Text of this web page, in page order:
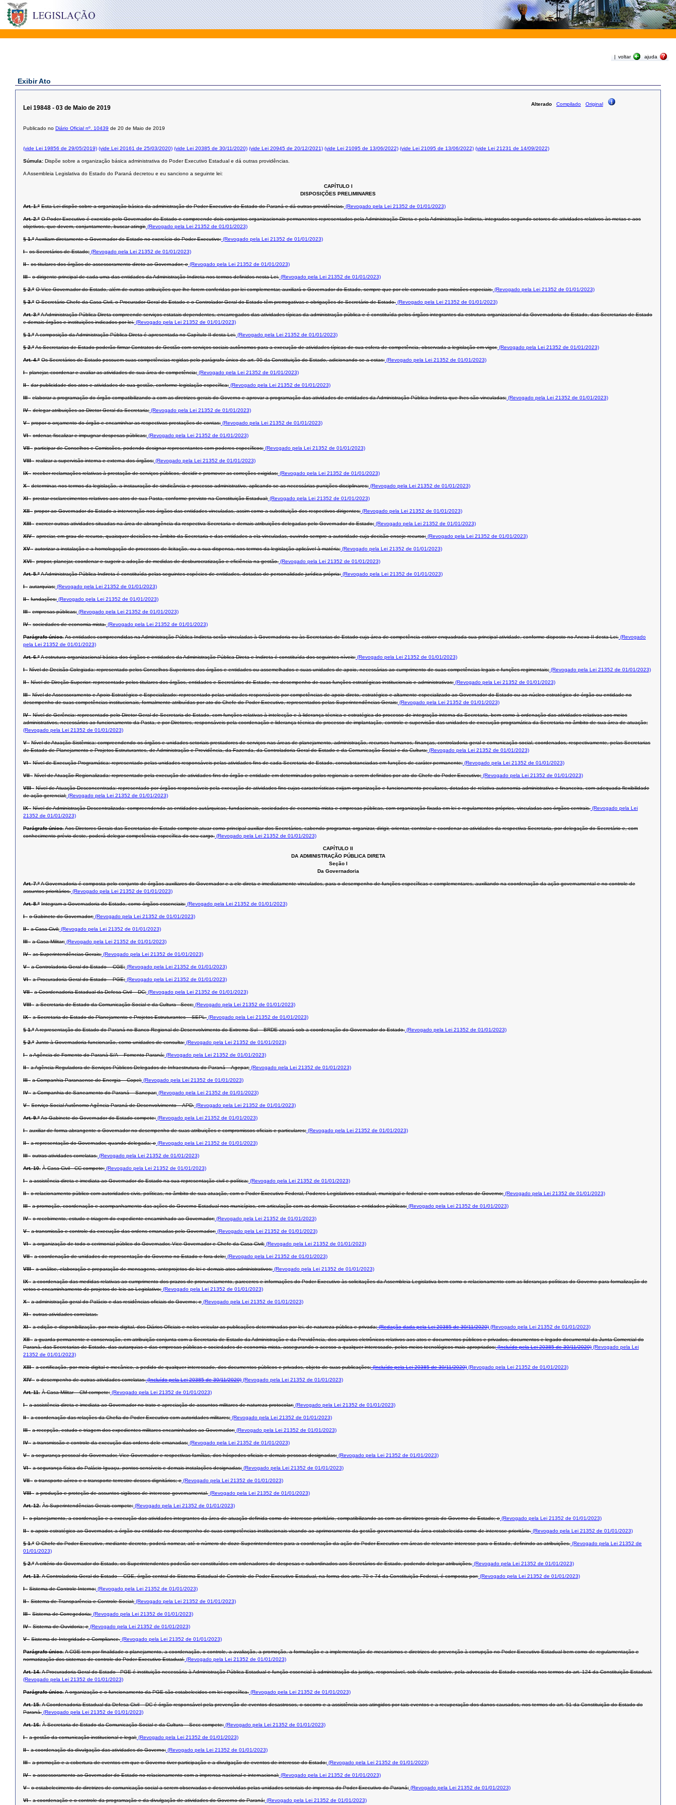
| voltar ajuda
Exibir Ato
Alterado Compilado Original
Lei 19848 - 03 de Maio de 2019
Publicado no Diário Oficial nº. 10439 de 20 de Maio de 2019
(vide Lei 19856 de 29/05/2019) (vide Lei 20161 de 25/03/2020) (vide Lei 20385 de 30/11/2020) (vide Lei 20945 de 20/12/2021) (vide Lei 21095 de 13/06/2022) (vide Lei 21095 de 13/06/2022) (vide Lei 21231 de 14/09/2022)
Súmula: Dispõe sobre a organização básica administrativa do Poder Executivo Estadual e dá outras providências.
A Assembleia Legislativa do Estado do Paraná decretou e eu sanciono a seguinte lei:
CAPÍTULO I
DISPOSIÇÕES PRELIMINARES
Art. 1.º Esta Lei dispõe sobre a organização básica da administração do Poder Executivo do Estado do Paraná e dá outras providências. (Revogado pela Lei 21352 de 01/01/2023)
Art. 2.º O Poder Executivo é exercido pelo Governador do Estado e compreende dois conjuntos organizacionais permanentes representados pela Administração Direta e pela Administração Indireta, integrados segundo setores de atividades relativos às metas e aos
objetivos, que devem, conjuntamente, buscar atingir. (Revogado pela Lei 21352 de 01/01/2023)
§ 1.ºAuxiliam diretamente o Governador do Estado no exercício do Poder Executivo: (Revogado pela Lei 21352 de 01/01/2023)
I - os Secretários de Estado; (Revogado pela Lei 21352 de 01/01/2023)
II - os titulares dos órgãos de assessoramento direto ao Governador; e (Revogado pela Lei 21352 de 01/01/2023)
III - o dirigente principal de cada uma das entidades da Administração Indireta nos termos definidos nesta Lei. (Revogado pela Lei 21352 de 01/01/2023)
§ 2.º O Vice-Governador do Estado, além de outras atribuições que lhe forem conferidas por lei complementar, auxiliará o Governador do Estado, sempre que por ele convocado para missões especiais. (Revogado pela Lei 21352 de 01/01/2023)
§ 3.º O Secretário-Chefe da Casa Civil, o Procurador-Geral do Estado e o Controlador-Geral do Estado têm prerrogativas e obrigações de Secretário de Estado. (Revogado pela Lei 21352 de 01/01/2023)
Art. 3.ºA Administração Pública Direta compreende serviços estatais dependentes, encarregados das atividades típicas da administração pública e é constituída pelos órgãos integrantes da estrutura organizacional da Governadoria do Estado, das Secretarias de Estado
e demais órgãos e instituições indicados por lei. (Revogado pela Lei 21352 de 01/01/2023)
§ 1.ºA composição da Administração Pública Direta é apresentada no Capítulo II desta Lei. (Revogado pela Lei 21352 de 01/01/2023)
§ 2.ºAs Secretarias de Estado poderão firmar Contratos de Gestão com serviços sociais autônomos para a execução de atividades típicas de sua esfera de competência, observada a legislação em vigor. (Revogado pela Lei 21352 de 01/01/2023)
Art. 4.º Os Secretários de Estado possuem suas competências regidas pelo parágrafo único do art. 90 da Constituição do Estado, adicionando-se a estas: (Revogado pela Lei 21352 de 01/01/2023)
I - planejar, coordenar e avaliar as atividades de sua área de competência; (Revogado pela Lei 21352 de 01/01/2023)
II - dar publicidade dos atos e atividades de sua gestão, conforme legislação específica; (Revogado pela Lei 21352 de 01/01/2023)
III - elaborar a programação do órgão compatibilizando-a com as diretrizes gerais do Governo e aprovar a programação das atividades de entidades da Administração Pública Indireta que lhes são vinculadas; (Revogado pela Lei 21352 de 01/01/2023)
IV - delegar atribuições ao Diretor-Geral da Secretaria; (Revogado pela Lei 21352 de 01/01/2023)
V - propor o orçamento do órgão e encaminhar as respectivas prestações de contas; (Revogado pela Lei 21352 de 01/01/2023)
VI - ordenar, fiscalizar e impugnar despesas públicas; (Revogado pela Lei 21352 de 01/01/2023)
VII - participar de Conselhos e Comissões, podendo designar representantes com poderes específicos; (Revogado pela Lei 21352 de 01/01/2023)
VIII - realizar a supervisão interna e externa dos órgãos; (Revogado pela Lei 21352 de 01/01/2023)
IX - receber reclamações relativas à prestação de serviços públicos, decidir e promover as correções exigidas; (Revogado pela Lei 21352 de 01/01/2023)
X - determinar, nos termos da legislação, a instauração de sindicância e processo administrativo, aplicando-se as necessárias punições disciplinares; (Revogado pela Lei 21352 de 01/01/2023)
XI - prestar esclarecimentos relativos aos atos de sua Pasta, conforme previsto na Constituição Estadual; (Revogado pela Lei 21352 de 01/01/2023)
XII - propor ao Governador do Estado a intervenção nos órgãos das entidades vinculadas, assim como a substituição dos respectivos dirigentes; (Revogado pela Lei 21352 de 01/01/2023)
XIII - exercer outras atividades situadas na área de abrangência da respectiva Secretaria e demais atribuições delegadas pelo Governador do Estado; (Revogado pela Lei 21352 de 01/01/2023)
XIV - apreciar, em grau de recurso, quaisquer decisões no âmbito da Secretaria e das entidades a ela vinculadas, ouvindo sempre a autoridade cuja decisão enseje recurso; (Revogado pela Lei 21352 de 01/01/2023)
XV - autorizar a instalação e a homologação de processos de licitação, ou a sua dispensa, nos termos da legislação aplicável à matéria; (Revogado pela Lei 21352 de 01/01/2023)
XVI - propor, planejar, coordenar e sugerir a adoção de medidas de desburocratização e eficiência na gestão. (Revogado pela Lei 21352 de 01/01/2023)
Art. 5.ºA Administração Pública Indireta é constituída pelas seguintes espécies de entidades, dotadas de personalidade jurídica própria: (Revogado pela Lei 21352 de 01/01/2023)
I - autarquias; (Revogado pela Lei 21352 de 01/01/2023)
II - fundações; (Revogado pela Lei 21352 de 01/01/2023)
III - empresas públicas; (Revogado pela Lei 21352 de 01/01/2023)
IV - sociedades de economia mista. (Revogado pela Lei 21352 de 01/01/2023)
Parágrafo único.As entidades compreendidas na Administração Pública Indireta serão vinculadas à Governadoria ou às Secretarias de Estado cuja área de competência estiver enquadrada sua principal atividade, conforme disposto no Anexo II desta Lei. (Revogado
pela Lei 21352 de 01/01/2023)
Art. 6.ºA estrutura organizacional básica dos órgãos e entidades da Administração Pública Direta e Indireta é constituída dos seguintes níveis: (Revogado pela Lei 21352 de 01/01/2023)
I - Nível de Decisão Colegiada: representado pelos Conselhos Superiores dos órgãos e entidades ou assemelhados e suas unidades de apoio, necessárias ao cumprimento de suas competências legais e funções regimentais; (Revogado pela Lei 21352 de 01/01/2023)
II - Nível de Direção Superior: representado pelos titulares dos órgãos, entidades e Secretários de Estado, no desempenho de suas funções estratégicas institucionais e administrativas; (Revogado pela Lei 21352 de 01/01/2023)
III - Nível de Assessoramento e Apoio Estratégico e Especializado: representado pelas unidades responsáveis por competências de apoio direto, estratégico e altamente especializado ao Governador do Estado ou ao núcleo estratégico de órgão ou entidade no
desempenho de suas competências institucionais, formalmente atribuídas por ato do Chefe do Poder Executivo, representados pelas Superintendências-Gerais; (Revogado pela Lei 21352 de 01/01/2023)
IV - Nível de Gerência: representado pelo Diretor-Geral de Secretaria de Estado, com funções relativas à intelecção e à liderança técnica e estratégica do processo de integração interna da Secretaria, bem como à ordenação das atividades relativas aos meios
administrativos, necessários ao funcionamento da Pasta, e por Diretores, responsáveis pela coordenação e liderança técnica do processo de implantação, controle e supervisão das unidades de execução programática da Secretaria no âmbito de sua área de atuação;
(Revogado pela Lei 21352 de 01/01/2023)
V - Nível de Atuação Sistêmica: compreendendo os órgãos e unidades setoriais prestadores de serviços nas áreas de planejamento, administração, recursos humanos, finanças, controladoria geral e comunicação social, coordenados, respectivamente, pelas Secretarias
de Estado de Planejamento e Projetos Estruturantes, de Administração e Previdência, da Fazenda, da Controladoria-Geral do Estado e da Comunicação Social e da Cultura; (Revogado pela Lei 21352 de 01/01/2023)
VI - Nível de Execução Programática: representado pelas unidades responsáveis pelas atividades-fins de cada Secretaria de Estado, consubstanciadas em funções de caráter permanente; (Revogado pela Lei 21352 de 01/01/2023)
VII - Nível de Atuação Regionalizada: representado pela execução de atividades-fins do órgão e entidade em determinados polos regionais a serem definidos por ato do Chefe do Poder Executivo; (Revogado pela Lei 21352 de 01/01/2023)
VIII - Nível de Atuação Desconcentrada: representado por órgãos responsáveis pela execução de atividades-fins cujas características exijam organização e funcionamento peculiares, dotadas de relativa autonomia administrativa e financeira, com adequada flexibilidade
de ação gerencial; (Revogado pela Lei 21352 de 01/01/2023)
IX - Nível de Administração Descentralizada: compreendendo as entidades autárquicas, fundacionais, sociedades de economia mista e empresas públicas, com organização fixada em lei e regulamentos próprios, vinculadas aos órgãos centrais. (Revogado pela Lei
21352 de 01/01/2023)
Parágrafo único.Aos Diretores-Gerais das Secretarias de Estado compete atuar como principal auxiliar dos Secretários, cabendo programar, organizar, dirigir, orientar, controlar e coordenar as atividades da respectiva Secretaria, por delegação do Secretário e, com
conhecimento prévio deste, poderá delegar competência específica do seu cargo. (Revogado pela Lei 21352 de 01/01/2023)
CAPÍTULO II
DA ADMINISTRAÇÃO PÚBLICA DIRETA
Seção I
Da Governadoria
Art. 7.ºA Governadoria é composta pelo conjunto de órgãos auxiliares do Governador e a ele direta e imediatamente vinculados, para o desempenho de funções específicas e complementares, auxiliando na coordenação da ação governamental e no controle de
assuntos prioritários. (Revogado pela Lei 21352 de 01/01/2023)
Art. 8.º Integram a Governadoria do Estado, como órgãos essenciais: (Revogado pela Lei 21352 de 01/01/2023)
I - o Gabinete do Governador; (Revogado pela Lei 21352 de 01/01/2023)
II - a Casa Civil; (Revogado pela Lei 21352 de 01/01/2023)
III - a Casa Militar; (Revogado pela Lei 21352 de 01/01/2023)
IV - as Superintendências-Gerais; (Revogado pela Lei 21352 de 01/01/2023)
V - a Controladoria-Geral do Estado – CGE; (Revogado pela Lei 21352 de 01/01/2023)
VI - a Procuradoria-Geral do Estado – PGE; (Revogado pela Lei 21352 de 01/01/2023)
VII - a Coordenadoria Estadual da Defesa Civil – DC; (Revogado pela Lei 21352 de 01/01/2023)
VIII - a Secretaria de Estado da Comunicação Social e da Cultura –Secc; (Revogado pela Lei 21352 de 01/01/2023)
IX - a Secretaria de Estado do Planejamento e Projetos Estruturantes – SEPL. (Revogado pela Lei 21352 de 01/01/2023)
§ 1.ºA representação do Estado do Paraná no Banco Regional de Desenvolvimento do Extremo Sul – BRDE atuará sob a coordenação do Governador do Estado. (Revogado pela Lei 21352 de 01/01/2023)
§ 2.º Junto à Governadoria funcionarão, como unidades de consulta: (Revogado pela Lei 21352 de 01/01/2023)
I - a Agência de Fomento do Paraná S/A – Fomento Paraná; (Revogado pela Lei 21352 de 01/01/2023)
II - a Agência Reguladora de Serviços Públicos Delegados de Infraestrutura do Paraná – Agepar; (Revogado pela Lei 21352 de 01/01/2023)
III - a Companhia Paranaense de Energia – Copel; (Revogado pela Lei 21352 de 01/01/2023)
IV - a Companhia de Saneamento do Paraná – Sanepar; (Revogado pela Lei 21352 de 01/01/2023)
V - Serviço Social Autônomo Agência Paraná de Desenvolvimento – APD. (Revogado pela Lei 21352 de 01/01/2023)
Art. 9.ºAo Gabinete do Governador do Estado compete: (Revogado pela Lei 21352 de 01/01/2023)
I - auxiliar de forma abrangente o Governador no desempenho de suas atribuições e compromissos oficiais e particulares; (Revogado pela Lei 21352 de 01/01/2023)
II - a representação do Governador, quando delegada; e (Revogado pela Lei 21352 de 01/01/2023)
III - outras atividades correlatas. (Revogado pela Lei 21352 de 01/01/2023)
Art. 10. À Casa Civil - CC compete: (Revogado pela Lei 21352 de 01/01/2023)
I - a assistência direta e imediata ao Governador do Estado na sua representação civil e política; (Revogado pela Lei 21352 de 01/01/2023)
II - o relacionamento público com autoridades civis, políticas, no âmbito de sua atuação, com o Poder Executivo Federal, Poderes Legislativos estadual, municipal e federal e com outras esferas de Governo; (Revogado pela Lei 21352 de 01/01/2023)
III - a promoção, coordenação e acompanhamento das ações do Governo Estadual nos municípios, em articulação com as demais Secretarias e entidades públicas; (Revogado pela Lei 21352 de 01/01/2023)
IV - o recebimento, estudo e triagem do expediente encaminhado ao Governador; (Revogado pela Lei 21352 de 01/01/2023)
V - a transmissão e controle da execução das ordens emanadas pelo Governador; (Revogado pela Lei 21352 de 01/01/2023)
VI - a organização de todo o cerimonial público do Governador, Vice-Governador e Chefe da Casa Civil; (Revogado pela Lei 21352 de 01/01/2023)
VII - a coordenação de unidades de representação do Governo no Estado e fora dele; (Revogado pela Lei 21352 de 01/01/2023)
VIII - a análise, elaboração e preparação de mensagens, anteprojetos de lei e demais atos administrativos; (Revogado pela Lei 21352 de 01/01/2023)
IX - a coordenação das medidas relativas ao cumprimento dos prazos de pronunciamento, pareceres e informações do Poder Executivo às solicitações da Assembleia Legislativa bem como o relacionamento com as lideranças políticas do Governo para formalização de
vetos e encaminhamento de projetos de leis ao Legislativo; (Revogado pela Lei 21352 de 01/01/2023)
X - a administração geral do Palácio e das residências oficiais do Governo; e (Revogado pela Lei 21352 de 01/01/2023)
XI - outras atividades correlatas.
XI - a edição e disponibilização, por meio digital, dos Diários Oficiais e neles veicular as publicações determinadas por lei, de natureza pública e privada;(Redação dada pela Lei 20385 de 30/11/2020) (Revogado pela Lei 21352 de 01/01/2023)
XII - a guarda permanente e conservação, em atribuição conjunta com a Secretaria de Estado da Administração e da Previdência, dos arquivos eletrônicos relativos aos atos e documentos públicos e privados, documentos e legado documental da Junta Comercial do
Paraná, das Secretarias de Estado, das autarquias e das empresas públicas e sociedades de economia mista, assegurando o acesso a qualquer interessado, pelos meios tecnológicos mais apropriados;(Incluído pela Lei 20385 de 30/11/2020) (Revogado pela Lei
21352 de 01/01/2023)
XIII - a certificação, por meio digital e mecânico, a pedido de qualquer interessado, dos documentos públicos e privados, objeto de suas publicações;(Incluído pela Lei 20385 de 30/11/2020) (Revogado pela Lei 21352 de 01/01/2023)
XIV - o desempenho de outras atividades correlatas.(Incluído pela Lei 20385 de 30/11/2020) (Revogado pela Lei 21352 de 01/01/2023)
Art. 11. À Casa Militar – CM compete: (Revogado pela Lei 21352 de 01/01/2023)
I - a assistência direta e imediata ao Governador no trato e apreciação de assuntos militares de natureza protocolar; (Revogado pela Lei 21352 de 01/01/2023)
II - a coordenação das relações da Chefia do Poder Executivo com autoridades militares; (Revogado pela Lei 21352 de 01/01/2023)
III - a recepção, estudo e triagem dos expedientes militares encaminhados ao Governador; (Revogado pela Lei 21352 de 01/01/2023)
IV - a transmissão e controle da execução das ordens dele emanadas; (Revogado pela Lei 21352 de 01/01/2023)
V - a segurança pessoal do Governador, Vice-Governador e respectivas famílias, dos hóspedes oficiais e demais pessoas designadas; (Revogado pela Lei 21352 de 01/01/2023)
VI - a segurança física do Palácio Iguaçu, pontos sensíveis e demais instalações designadas; (Revogado pela Lei 21352 de 01/01/2023)
VII - o transporte aéreo e o transporte terrestre desses dignitários; e (Revogado pela Lei 21352 de 01/01/2023)
VIII - a produção e proteção de assuntos sigilosos de interesse governamental. (Revogado pela Lei 21352 de 01/01/2023)
Art. 12. Às Superintendências-Gerais compete: (Revogado pela Lei 21352 de 01/01/2023)
I - o planejamento, a coordenação e a execução das atividades integrantes da área de atuação definida como de interesse prioritário, compatibilizando-as com as diretrizes gerais do Governo do Estado; e (Revogado pela Lei 21352 de 01/01/2023)
II - o apoio estratégico ao Governador, a órgão ou entidade no desempenho de suas competências institucionais visando ao aprimoramento da gestão governamental da área estabelecida como de interesse prioritário. (Revogado pela Lei 21352 de 01/01/2023)
§ 1.º O Chefe do Poder Executivo, mediante decreto, poderá nomear, até o número de doze Superintendentes para a coordenação da ação do Poder Executivo em áreas de relevante interesse para o Estado, definindo as atribuições. (Revogado pela Lei 21352 de
01/01/2023)
§ 2.ºA critério do Governador do Estado, os Superintendentes poderão ser constituídos em ordenadores de despesas e subordinados aos Secretários de Estado, podendo delegar atribuições. (Revogado pela Lei 21352 de 01/01/2023)
Art. 13.A Controladoria-Geral do Estado – CGE, órgão central do Sistema Estadual de Controle do Poder Executivo Estadual, na forma dos arts. 70 e 74 da Constituição Federal, é composta por: (Revogado pela Lei 21352 de 01/01/2023)
I - Sistema de Controle Interno; (Revogado pela Lei 21352 de 01/01/2023)
II - Sistema de Transparência e Controle Social; (Revogado pela Lei 21352 de 01/01/2023)
III - Sistema de Corregedoria; (Revogado pela Lei 21352 de 01/01/2023)
IV - Sistema de Ouvidoria; e (Revogado pela Lei 21352 de 01/01/2023)
V - Sistema de Integridade e Compliance. (Revogado pela Lei 21352 de 01/01/2023)
Parágrafo único.A CGE tem por finalidade o planejamento, a coordenação, o controle, a avaliação, a promoção, a formulação e a implementação de mecanismos e diretrizes de prevenção à corrupção no Poder Executivo Estadual bem como de regulamentação e
normatização dos sistemas de controle do Poder Executivo Estadual. (Revogado pela Lei 21352 de 01/01/2023)
Art. 14.A Procuradoria-Geral do Estado - PGE é instituição necessária à Administração Pública Estadual e função essencial à administração da justiça, responsável, sob título exclusivo, pela advocacia do Estado exercida nos termos do art. 124 da Constituição Estadual.
(Revogado pela Lei 21352 de 01/01/2023)
Parágrafo único.A organização e o funcionamento da PGE são estabelecidos em lei específica. (Revogado pela Lei 21352 de 01/01/2023)
Art. 15.A Coordenadoria Estadual da Defesa Civil – DC é órgão responsável pela prevenção de eventos desastrosos, o socorro e a assistência aos atingidos por tais eventos e a recuperação dos danos causados, nos termos do art. 51 da Constituição do Estado do
Paraná. (Revogado pela Lei 21352 de 01/01/2023)
Art. 16. À Secretaria de Estado da Comunicação Social e da Cultura – Secc compete: (Revogado pela Lei 21352 de 01/01/2023)
I - a gestão da comunicação institucional e legal; (Revogado pela Lei 21352 de 01/01/2023)
II - a coordenação da divulgação das atividades do Governo; (Revogado pela Lei 21352 de 01/01/2023)
III - a promoção e a cobertura de eventos em que o Governo tiver participação e a divulgação de eventos de interesse do Estado; (Revogado pela Lei 21352 de 01/01/2023)
IV - o assessoramento ao Governador do Estado no relacionamento com a imprensa nacional e internacional; (Revogado pela Lei 21352 de 01/01/2023)
V - o estabelecimento de diretrizes de comunicação social a serem observadas e desenvolvidas pelas unidades setoriais de imprensa do Poder Executivo do Paraná; (Revogado pela Lei 21352 de 01/01/2023)
VI - a coordenação e o controle da programação e da divulgação de atividades do Governo do Paraná; (Revogado pela Lei 21352 de 01/01/2023)